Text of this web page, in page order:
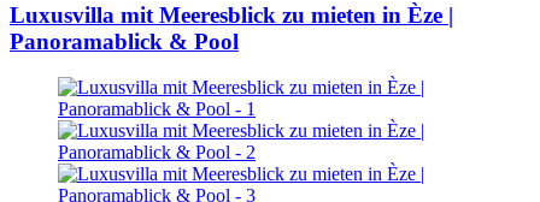
Luxusvilla mit Meeresblick zu mieten in Èze |
Panoramablick & Pool